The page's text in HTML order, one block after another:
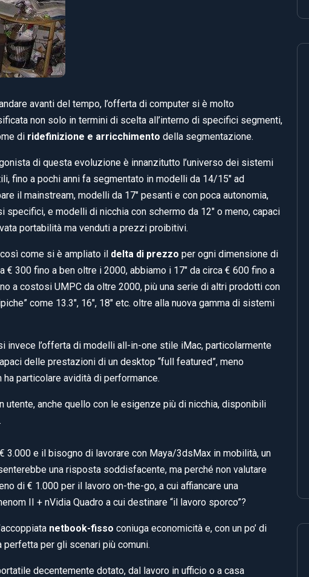
avanti del tempo, l’offerta di computer si è molto
non solo in termini di scelta all’interno di specifici segmenti,
di ridefinizione e arricchimento della segmentazione.
di questa evoluzione è innanzitutto l’universo dei sistemi
fino a pochi anni fa segmentato in modelli da 14/15″ ad
il mainstream, modelli da 17″ pesanti e con poca autonomia,
specifici, e modelli di nicchia con schermo da 12″ o meno, capaci
portabilità ma venduti a prezzi proibitivi.
come si è ampliato il delta di prezzo per ogni dimensione di
€ 300 fino a ben oltre i 2000, abbiamo i 17″ da circa € 600 fino a
a costosi UMPC da oltre 2000, più una serie di altri prodotti con
come 13.3″, 16″, 18″ etc. oltre alla nuova gamma di sistemi
invece l’offerta di modelli all-in-one stile iMac, particolarmente
delle prestazioni di un desktop “full featured”, meno
particolare avidità di performance.
utente, anche quello con le esigenze più di nicchia, disponibili
.
3.000 e il bisogno di lavorare con Maya/3dsMax in mobilità, un
una risposta soddisfacente, ma perché non valutare
di € 1.000 per il lavoro on-the-go, a cui affiancare una
II + nVidia Quadro a cui destinare “il lavoro sporco”?
netbook-fisso coniuga economicità e, con un po’ di
per gli scenari più comuni.
decentemente dotato, dal lavoro in ufficio o a casa